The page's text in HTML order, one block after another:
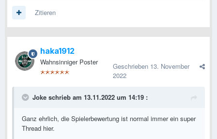
Zitieren
haka1912
Wahnsinniger Poster Geschrieben 13. November
2022
Joke schrieb am 13.11.2022 um 14:19 :
Ganz ehrlich, die Spielerbewertung ist normal immer ein super
Thread hier.